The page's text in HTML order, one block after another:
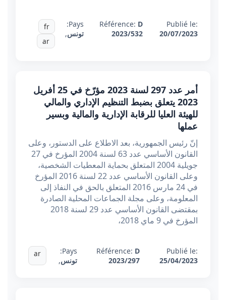
Publié le:
20/07/2023
Référence: D
2023/532
Pays:
تونس,
fr
ar
أمر عدد 297 لسنة 2023 مؤرّخ في 25 أفريل
2023 يتعلق بضبط التنظيم الإداري والمالي
للهيئة العليا للرقابة الإدارية والمالية وبسير
عملها
إنّ رئيس الجمهورية، بعد الاطلاع على الدستور، وعلى
القانون الأساسي عدد 63 لسنة 2004 المؤرخ في 27
جويلية 2004 المتعلق بحماية المعطيات الشخصية،
وعلى القانون الأساسي عدد 22 لسنة 2016 المؤرخ
في 24 مارس 2016 المتعلق بالحق في النفاذ إلى
المعلومة، وعلى مجلة الجماعات المحلية الصادرة
بمقتضى القانون الأساسي عدد 29 لسنة 2018
المؤرخ في 9 ماي 2018،
Publié le:
25/04/2023
Référence: D
2023/297
Pays:
تونس,
ar